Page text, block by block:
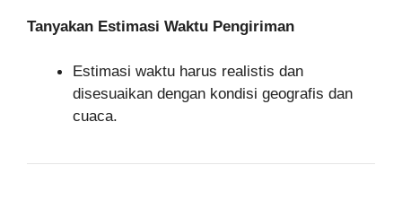
Tanyakan Estimasi Waktu Pengiriman
Estimasi waktu harus realistis dan
disesuaikan dengan kondisi geografis dan
cuaca.